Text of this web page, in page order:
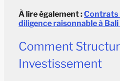
À lire également :Contrats
diligence raisonnable à
Comment
Investissement